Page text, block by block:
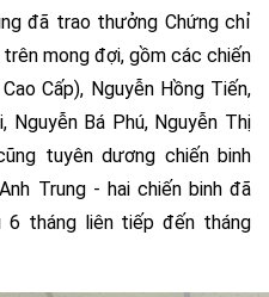
đã trao thưởng Chứng chỉ
mong đợi, gồm các chiến
Cấp), Nguyễn Hồng Tiến,
Nguyễn Bá Phú, Nguyễn Thị
tuyên dương chiến binh
Trung - hai chiến binhđã
tháng liên tiếp đến tháng